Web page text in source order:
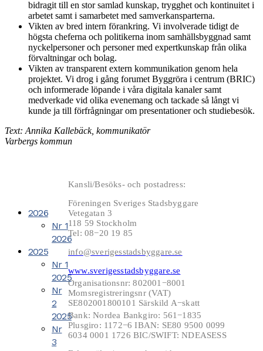
bidragit till en stor samlad kunskap, trygghet och kontinuitet i
arbetet samt i samarbetet med samverkansparterna.
Vikten av bred intern förankring. Vi involverade tidigt de
högsta cheferna och politikerna inom samhällsbyggnad samt
nyckelpersoner och personer med expertkunskap från olika
förvaltningar och bolag.
Vikten av transparent extern kommunikation genom hela
projektet. Vi drog i gång forumet Byggröra i centrum (BRIC)
och informerade löpande i våra digitala kanaler samt
medverkade vid olika evenemang och tackade så långt vi
kunde ja till förfrågningar om presentationer och studiebesök.
Text: Annika Kallebäck, kommunikatör
Varbergs kommun
2026
Nr 1
2026
2025
Nr 1
2025
Nr
2
2025
Nr
3
Kansli/Besöks- och postadress:
Föreningen Sveriges Stadsbyggare
Vetegatan 3
118 59 Stockholm
Tel: 08−20 19 85
info@sverigesstadsbyggare.se
www.sverigesstadsbyggare.se
Organisationsnr: 802001−8001
Momsregistreringsnr (VAT)
SE802001800101 Särskild A−skatt
Bank: Nordea Bankgiro: 561−1835
Plusgiro: 1172−6 IBAN: SE80 9500 0099
6034 0001 1726 BIC/SWIFT: NDEASESS